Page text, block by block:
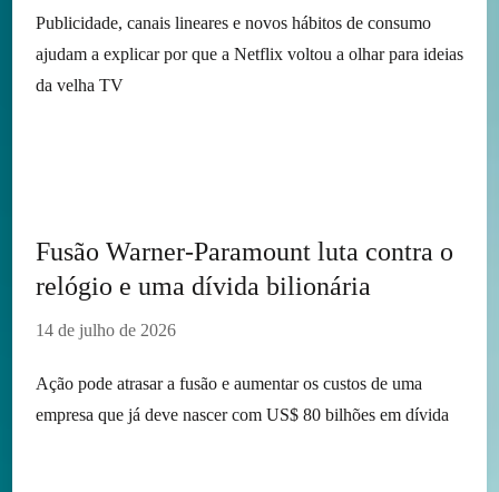
Publicidade, canais lineares e novos hábitos de consumo
ajudam a explicar por que a Netflix voltou a olhar para ideias
da velha TV
Fusão Warner-Paramount luta contra o
relógio e uma dívida bilionária
14 de julho de 2026
Ação pode atrasar a fusão e aumentar os custos de uma
empresa que já deve nascer com US$ 80 bilhões em dívida